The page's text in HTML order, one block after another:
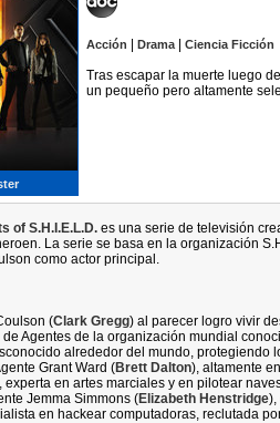
Acción Drama| Ciencia Ficción
Tras escapar la muerte luego
un pequeño pero altamente
of S.H.I.E.L.D. es una serie de televisión
La serie se basa en la organización
como actor principal.
(Clark Gregg) al parecer logro vivir
Agentes de la organización mundial
alrededor del mundo, protegiendo
Grant Ward (Brett Dalton), altamente
experta en artes marciales y en pilotear
Jemma Simmons (Elizabeth Henstridge),
en hackear computadoras, reclutada